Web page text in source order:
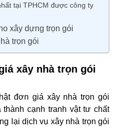
tại TPHCM được công ty
xây dựng trọn gói
trọn gói
xây nhà trọn gói
đơn giá xây nhà trọn gói
cạnh tranh vật tư chất
lại dịch vụ xây nhà trọn gói